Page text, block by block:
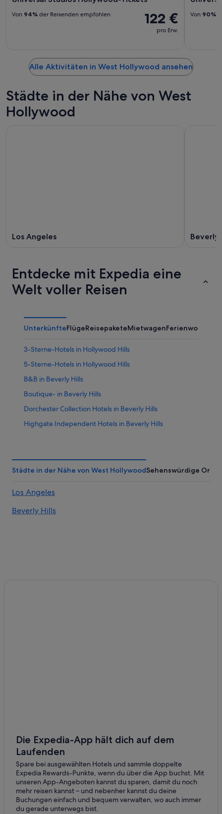
122 €
pro Erw.
Von 94% der Reisenden empfohlen Von 90%
Alle Aktivitäten in West Hollywood ansehen
Städte in der Nähe von West
Hollywood
Los Angeles Beverly
Entdecke mit Expedia eine
Welt voller Reisen
UnterkünfteFlügeReisepaketeMietwagen
3-Sterne-Hotels in Hollywood Hills
5-Sterne-Hotels in Hollywood Hills
B&B in Beverly Hills
Boutique- in Beverly Hills
Dorchester Collection Hotels in Beverly Hills
Highgate Independent Hotels in Beverly Hills
Hotels mit Pool in Beverly Hills
Villen in Beverly Hills
Wohnungen in Beverly Hills
Hotels nahe Sierra Towers
The Flats: Hotels
Hotels nahe The Garden of Allah
Trousdale Estates: Hotels
Städte in der Nähe von West HollywoodSehenswürdige Orte
Los Angeles
Beverly Hills
Die Expedia-App hält dich auf dem
Laufenden
Spare bei ausgewählten Hotels und sammle doppelte
Expedia Rewards-Punkte, wenn du über die App buchst. Mit
unseren App-Angeboten kannst du sparen, damit du noch
mehr reisen kannst – und nebenher kannst du deine
Buchungen einfach und bequem verwalten, wo auch immer
du gerade unterwegs bist.